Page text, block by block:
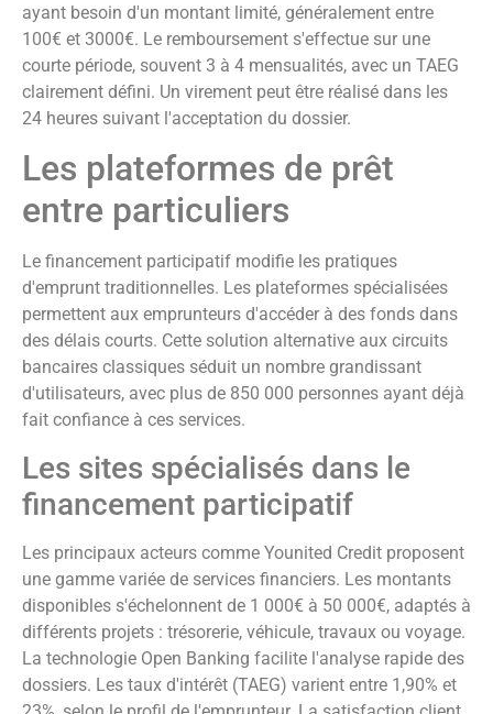
ayant besoin d'un montant limité, généralement entre
100€ et 3000€. Le remboursement s'effectue sur une
courte période, souvent 3 à 4 mensualités, avec un TAEG
clairement défini. Un virement peut être réalisé dans les
24 heures suivant l'acceptation du dossier.
Les plateformes de prêt
entre particuliers
Le financement participatif modifie les pratiques
d'emprunt traditionnelles. Les plateformes spécialisées
permettent aux emprunteurs d'accéder à des fonds dans
des délais courts. Cette solution alternative aux circuits
bancaires classiques séduit un nombre grandissant
d'utilisateurs, avec plus de 850 000 personnes ayant déjà
fait confiance à ces services.
Les sites spécialisés dans le
financement participatif
Les principaux acteurs comme Younited Credit proposent
une gamme variée de services financiers. Les montants
disponibles s'échelonnent de 1 000€ à 50 000€, adaptés à
différents projets : trésorerie, véhicule, travaux ou voyage.
La technologie Open Banking facilite l'analyse rapide des
dossiers. Les taux d'intérêt (TAEG) varient entre 1,90% et